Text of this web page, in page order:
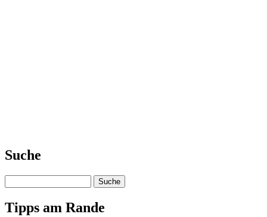
Suche
Tipps am Rande